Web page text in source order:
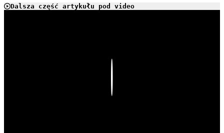
Dalsza część artykułu pod video